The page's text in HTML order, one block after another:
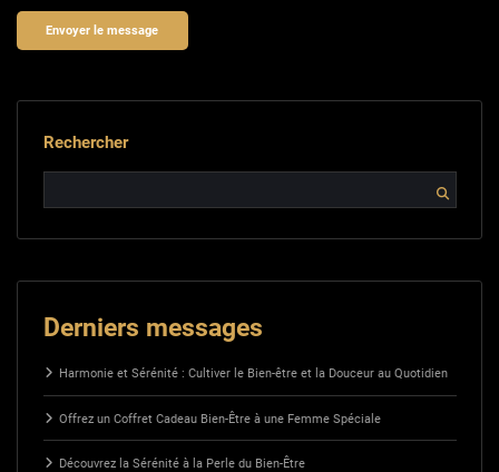
Rechercher
Derniers messages
Harmonie et Sérénité : Cultiver le Bien-être et la Douceur au Quotidien
Offrez un Coffret Cadeau Bien-Être à une Femme Spéciale
Découvrez la Sérénité à la Perle du Bien-Être